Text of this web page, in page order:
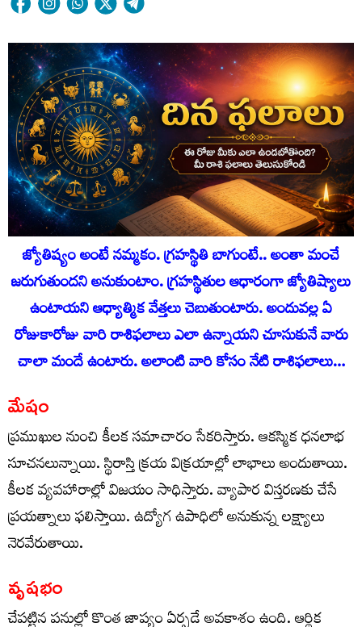
జ్యోతిష్యం అంటే నమ్మకం. గ్రహస్థితి బాగుంటే.. అంతా మంచే
జరుగుతుందని అనుకుంటాం. గ్రహస్థితుల ఆధారంగా జ్యోతిష్యాలు
ఉంటాయని ఆధ్యాత్మిక వేత్తలు చెబుతుంటారు. అందువ‌ల్ల ఏ
రోజుకారోజు వారి రాశిఫ‌లాలు ఎలా ఉన్నాయ‌ని చూసుకునే వారు
చాలా మందే ఉంటారు. అలాంటి వారి కోసం నేటి రాశిఫ‌లాలు…
మేషం
ప్రముఖుల నుంచి కీలక సమాచారం సేకరిస్తారు. ఆకస్మిక ధనలాభ
సూచనలున్నాయి. స్థిరాస్తి క్రయ విక్రయాల్లో లాభాలు అందుతాయి.
కీలక వ్యవహారాల్లో విజయం సాధిస్తారు. వ్యాపార విస్తరణకు చేసే
ప్రయత్నాలు ఫలిస్తాయి. ఉద్యోగ ఉపాధిలో అనుకున్న లక్ష్యాలు
నెరవేరుతాయి.
వృషభం